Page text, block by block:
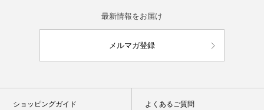
最新情報をお届け
メルマガ登録
ショッピングガイド よくあるご質問